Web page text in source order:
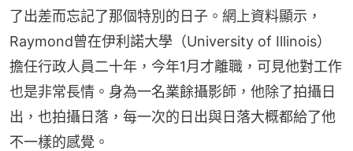
了出差而忘記了那個特別的日子。網上資料顯示，
Raymond曾在伊利諾大學（University of Illinois）
擔任行政人員二十年，今年1月才離職，可見他對工作
也是非常長情。身為一名業餘攝影師，他除了拍攝日
出，也拍攝日落，每一次的日出與日落大概都給了他
不一樣的感覺。